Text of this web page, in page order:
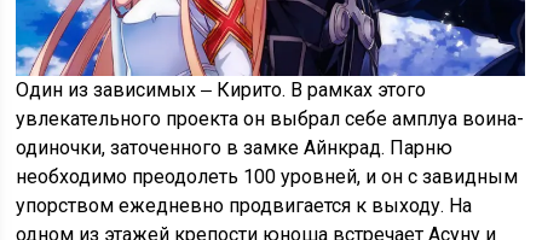
Один из зависимых ‒ Кирито. В рамках этого
увлекательного проекта он выбрал себе амплуа воина-
одиночки, заточенного в замке Айнкрад. Парню
необходимо преодолеть 100 уровней, и он с завидным
упорством ежедневно продвигается к выходу. На
одном из этажей крепости юноша встречает Асуну и